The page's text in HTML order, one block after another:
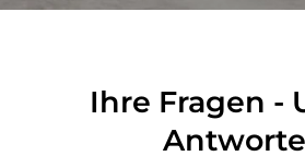
Ihre Fragen -